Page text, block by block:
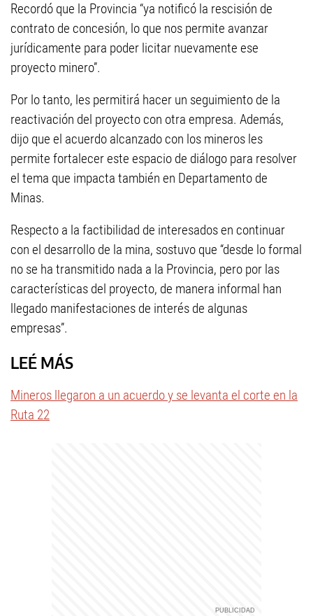
Recordó que la Provincia “ya notificó la rescisión de
contrato de concesión, lo que nos permite avanzar
jurídicamente para poder licitar nuevamente ese
proyecto minero”.
Por lo tanto, les permitirá hacer un seguimiento de la
reactivación del proyecto con otra empresa. Además,
dijo que el acuerdo alcanzado con los mineros les
permite fortalecer este espacio de diálogo para resolver
el tema que impacta también en Departamento de
Minas.
Respecto a la factibilidad de interesados en continuar
con el desarrollo de la mina, sostuvo que “desde lo formal
no se ha transmitido nada a la Provincia, pero por las
características del proyecto, de manera informal han
llegado manifestaciones de interés de algunas
empresas”.
LEÉ MÁS
Mineros llegaron a un acuerdo y se levanta el corte en la
Ruta 22